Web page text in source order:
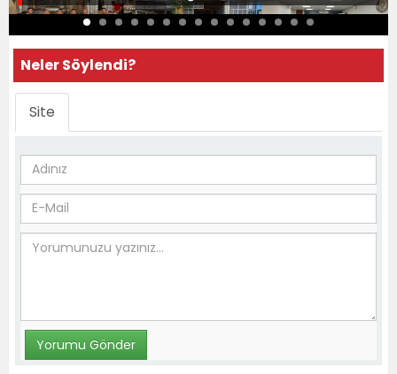
Neler Söylendi?
Site